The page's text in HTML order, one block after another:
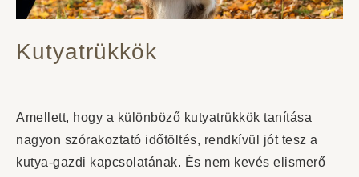
Kutyatrükkök
Amellett, hogy a különböző kutyatrükkök tanítása
nagyon szórakoztató időtöltés, rendkívül jót tesz a
kutya-gazdi kapcsolatának. És nem kevés elismerő